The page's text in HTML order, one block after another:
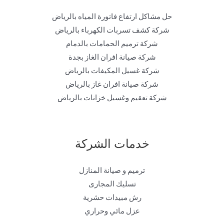
حل مشاكل ارتفاع فاتورة المياه بالرياض
شركة كشف تسربات الكهرباء بالرياض
شركة ترميم الحمامات بالدمام
شركة صيانة افران الغاز بجدة
شركة غسيل المكيفات بالرياض
شركة صيانة افران غاز بالرياض
شركة تعقيم وغسيل خزانات بالرياض
خدمات الشركة
ترميم و صيانة المنازل
تسليك المجارى
رش مبيدات حشرية
عزل مائي وحراري